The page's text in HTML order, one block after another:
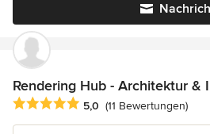
Rendering Hub - Architektur &
Durchschnittliche Bewertung: 5 von
5,0 (11 Bewertungen)